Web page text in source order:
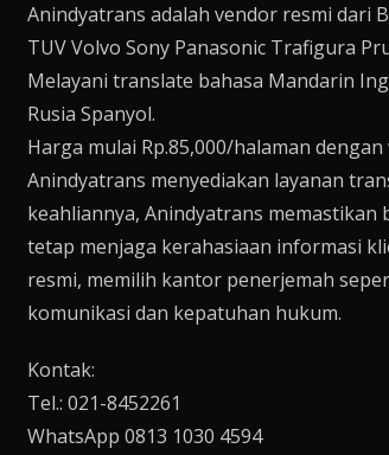
Anindyatrans adalah vendor resmi dari
TUV Volvo Sony Panasonic Trafigura
Melayani translate bahasa Mandarin
Rusia Spanyol.
Harga mulai Rp.85,000/halaman
Anindyatrans menyediakan layanan
keahliannya, Anindyatrans
tetap menjaga kerahasiaan informasi
resmi, memilih kantor penerjemah
komunikasi dan kepatuhan hukum.
Kontak:
Tel.: 021-8452261
WhatsApp 0813 1030 4594